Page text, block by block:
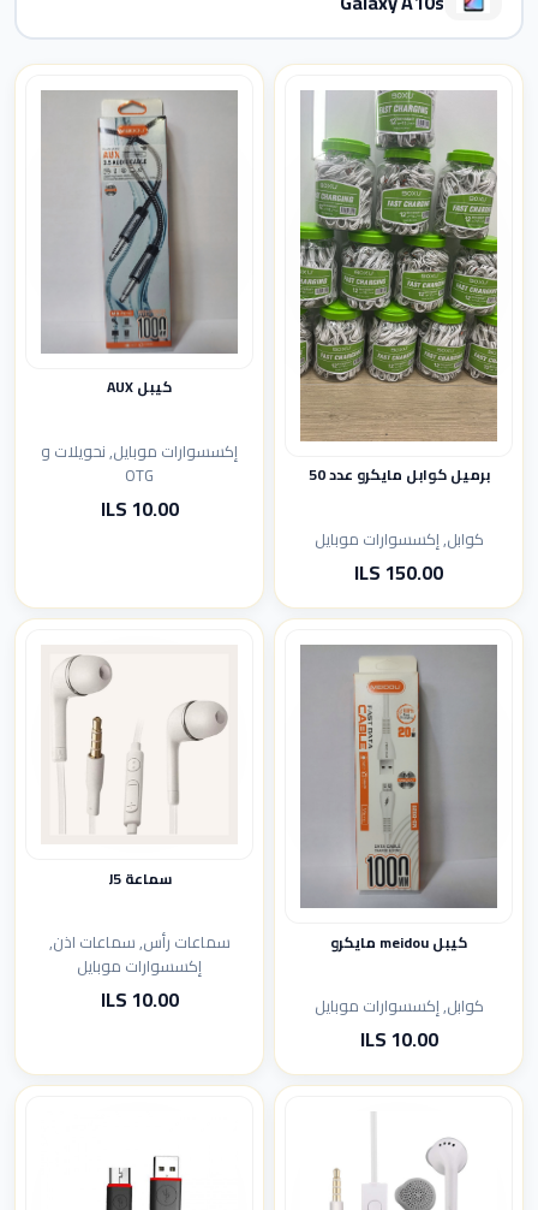
برميل كوابل مايكرو عدد 50
كوابل, إكسسوارات موبايل
150.00 ILS
كيبل AUX
إكسسوارات موبايل, نحويلات و
OTG
10.00 ILS
كيبل meidou مايكرو
كوابل, إكسسوارات موبايل
10.00 ILS
سماعة J5
سماعات رأس, سماعات اذن,
إكسسوارات موبايل
10.00 ILS